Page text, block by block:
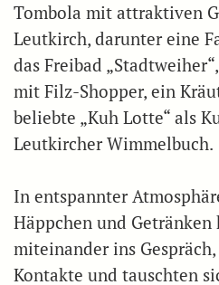
Tombola mit attraktiven
Leutkirch, darunter eine
das Freibad
mit Filz-Shopper, ein
beliebte „Kuh Lotte“ als
Leutkircher Wimmelbuch.
In entspannter
Häppchen und Getränken
miteinander ins
Kontakte und tauschten